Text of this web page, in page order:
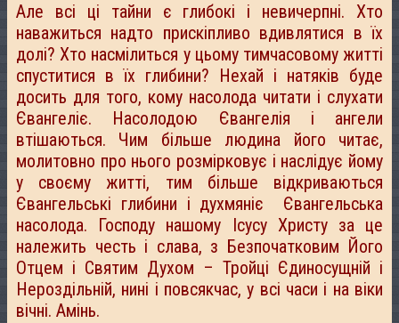
Але всі ці тайни є глибокі і невичерпні. Хто
наважиться надто прискіпливо вдивлятися в їх
долі? Хто насмілиться у цьому тимчасовому житті
спуститися в їх глибини? Нехай і натяків буде
досить для того, кому насолода читати і слухати
Євангеліє. Насолодою Євангелія і ангели
втішаються. Чим більше людина його читає,
молитовно про нього розмірковує і наслідує йому
у своєму житті, тим більше відкриваються
Євангельські глибини і духмяніє Євангельська
насолода. Господу нашому Ісусу Христу за це
належить честь і слава, з Безпочатковим Його
Отцем і Святим Духом – Тройці Єдиносущній і
Нероздільній, нині і повсякчас, у всі часи і на віки
вічні. Амінь.